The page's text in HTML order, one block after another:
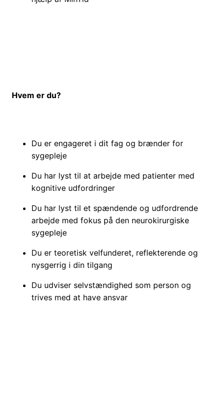
Hvem er du?
Du er engageret i dit fag og brænder for
sygepleje
Du har lyst til at arbejde med patienter med
kognitive udfordringer
Du har lyst til et spændende og udfordrende
arbejde med fokus på den neurokirurgiske
sygepleje
Du er teoretisk velfunderet, reflekterende og
nysgerrig i din tilgang
Du udviser selvstændighed som person og
trives med at have ansvar